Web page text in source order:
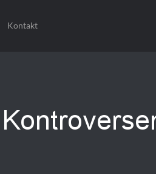
Kontakt